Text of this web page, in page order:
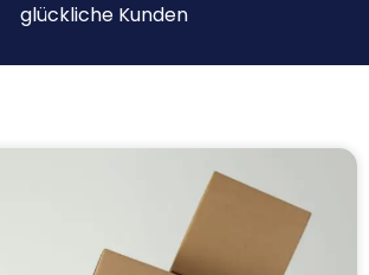
glückliche Kunden